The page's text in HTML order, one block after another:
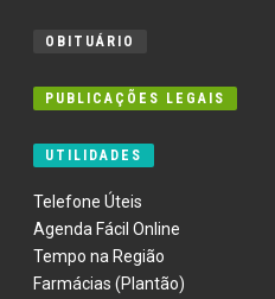
OBITUÁRIO
PUBLICAÇÕES LEGAIS
UTILIDADES
Telefone Úteis
Agenda Fácil Online
Tempo na Região
Farmácias (Plantão)